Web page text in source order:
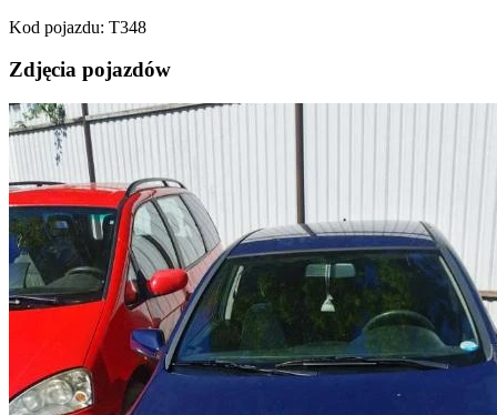
Kod pojazdu: T348
Zdjęcia pojazdów